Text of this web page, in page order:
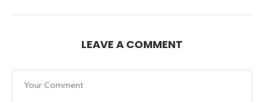
LEAVE A COMMENT